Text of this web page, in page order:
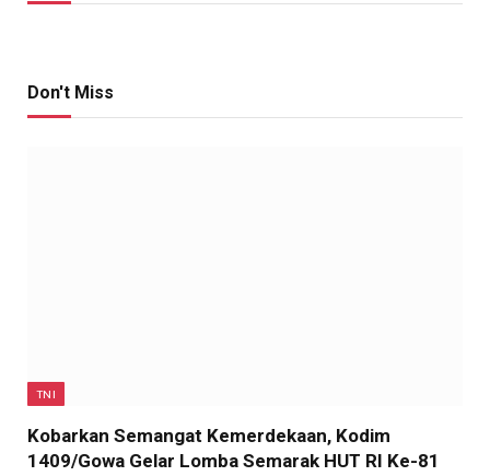
Don't Miss
TNI
Kobarkan Semangat Kemerdekaan, Kodim
1409/Gowa Gelar Lomba Semarak HUT RI Ke-81